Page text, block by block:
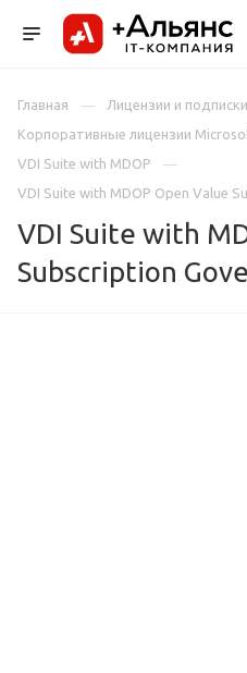
Главная
Лицензии и подписки
Корпоративные лицензии
VDI Suite with MDOP
VDI Suite with MDOP Open Value
VDI Suite with
Subscription